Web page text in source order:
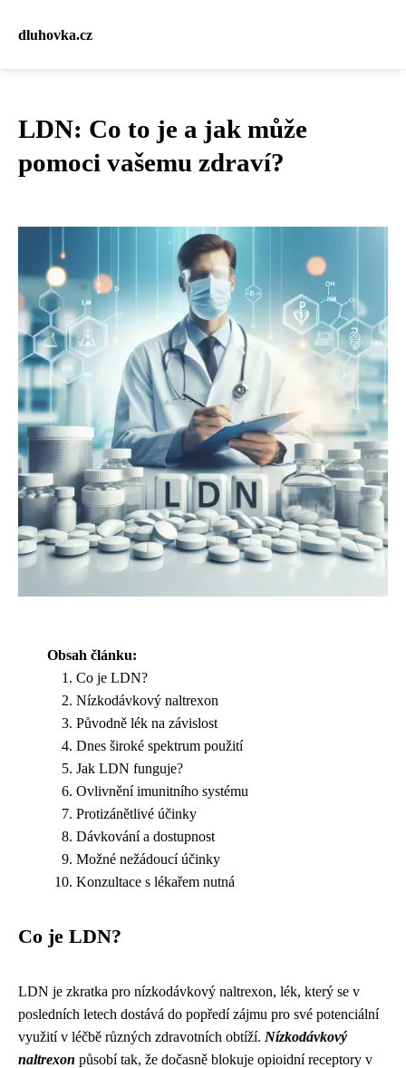
dluhovka.cz
LDN: Co to je a jak může
pomoci vašemu zdraví?
Obsah článku:
Co je LDN?
Nízkodávkový naltrexon
Původně lék na závislost
Dnes široké spektrum použití
Jak LDN funguje?
Ovlivnění imunitního systému
Protizánětlivé účinky
Dávkování a dostupnost
Možné nežádoucí účinky
Konzultace s lékařem nutná
Co je LDN?
LDN je zkratka pro nízkodávkový naltrexon, lék, který se v
posledních letech dostává do popředí zájmu pro své potenciální
využití v léčbě různých zdravotních obtíží. Nízkodávkový
naltrexon působí tak, že dočasně blokuje opioidní receptory v